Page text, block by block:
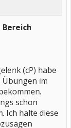
Bereich
(cP) habe
Übungen im
schon
Ich halte diese